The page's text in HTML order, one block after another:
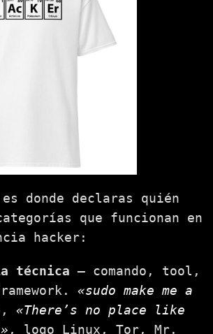
donde declaras quién
que funcionan en
hacker:
técnica — comando, tool,
«sudo make me a
, «There’s no place like
, logo Linux, Tor, Mr.